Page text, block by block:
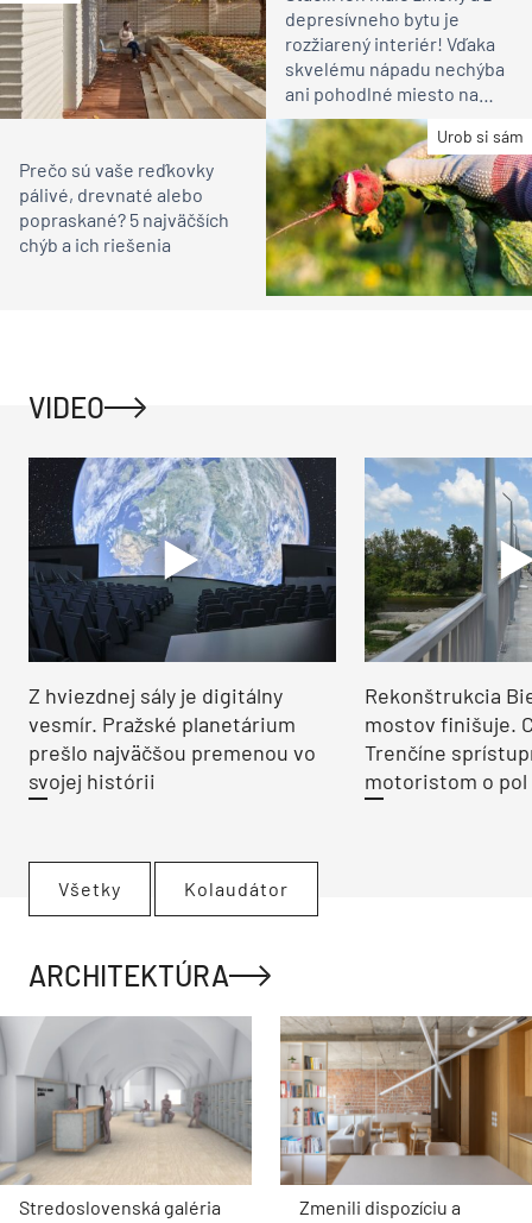
depresívneho bytu je
rozžiarený interiér! Vďaka
skvelému nápadu nechýba
ani pohodlné miesto na
relax
Urob si sám
Prečo sú vaše reďkovky
pálivé, drevnaté alebo
popraskané? 5 najväčších
chýb a ich riešenia
VIDEO
Z hviezdnej sály je digitálny
vesmír. Pražské planetárium
prešlo najväčšou premenou vo
svojej histórii
Rekonštrukcia
mostov finišuje.
Trenčíne
motoristom o pol
Všetky Kolaudátor
ARCHITEKTÚRA
Stredoslovenská galéria
Zmenili dispozíciu a